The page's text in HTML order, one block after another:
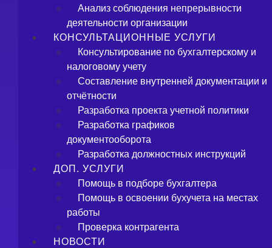
Анализ соблюдения непрерывности
деятельности организации
КОНСУЛЬТАЦИОННЫЕ УСЛУГИ
Консультирование по бухгалтерскому и
налоговому учету
Составление внутренней документации и
отчётности
Разработка проекта учетной политики
Разработка графиков
документооборота
Разработка должностных инструкций
ДОП. УСЛУГИ
Помощь в подборе бухгалтера
Помощь в освоении бухучета на местах
работы
Проверка контрагента
НОВОСТИ